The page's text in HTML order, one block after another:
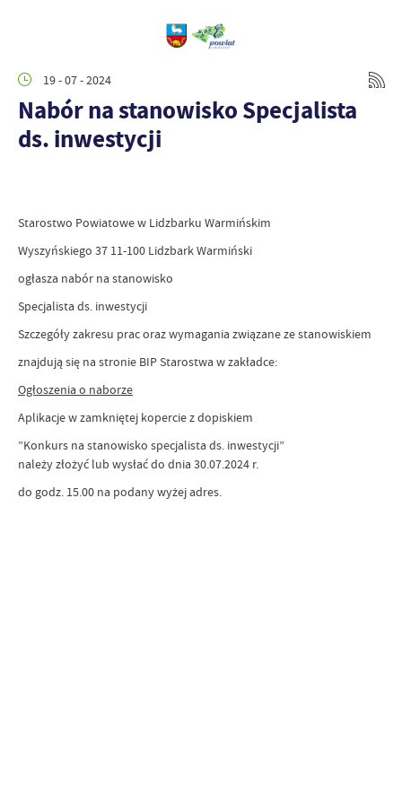
19 - 07 - 2024
Nabór na stanowisko Specjalista
ds. inwestycji
Starostwo Powiatowe w Lidzbarku Warmińskim
Wyszyńskiego 37 11-100 Lidzbark Warmiński
ogłasza nabór na stanowisko
Specjalista ds. inwestycji
Szczegóły zakresu prac oraz wymagania związane ze stanowiskiem
znajdują się na stronie BIP Starostwa w zakładce:
Ogłoszenia o naborze
Aplikacje w zamkniętej kopercie z dopiskiem
”Konkurs na stanowisko specjalista ds. inwestycji”
należy złożyć lub wysłać do dnia 30.07.2024 r.
do godz. 15.00 na podany wyżej adres.